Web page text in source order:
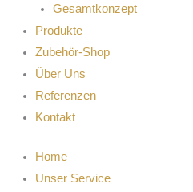
Gesamtkonzept
Produkte
Zubehör-Shop
Über Uns
Referenzen
Kontakt
Home
Unser Service